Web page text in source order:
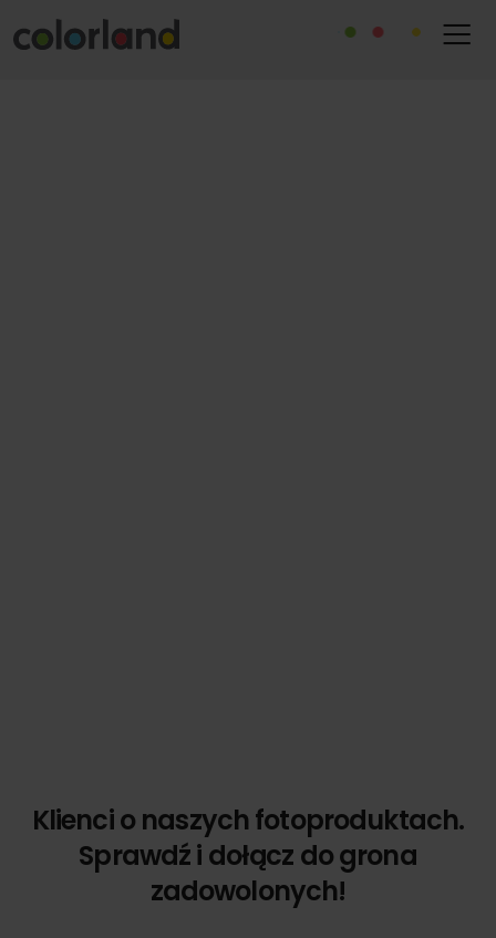
Klienci o naszych fotoproduktach.
Sprawdź i dołącz do grona
zadowolonych!